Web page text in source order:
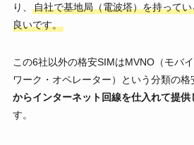
り、
自社で基地局（電波塔）を持って
良いです。
この6社以外の格安SIMはMVNO（モバ
ワーク・オペレーター）という分類の格
からインターネット回線を仕入れて提供
す。